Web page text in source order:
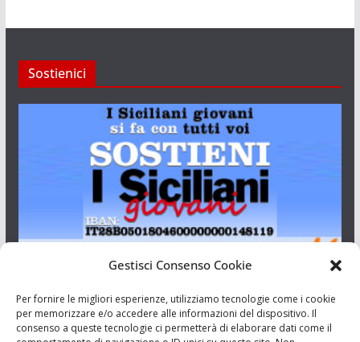
Gestisci Consenso Cookie
Per fornire le migliori esperienze, utilizziamo tecnologie come i cookie
per memorizzare e/o accedere alle informazioni del dispositivo. Il
consenso a queste tecnologie ci permetterà di elaborare dati come il
Sostienici
Aut. del tribunale di Catania n.23/2011 del 20/09/2011 Dir.